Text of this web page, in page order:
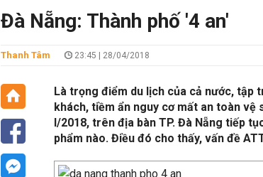
Đà Nẵng: Thành phố '4 an'
Thanh Tâm 23:45 | 28/04/2018
Là trọng điểm du lịch của cả nước, tập
khách, tiềm ẩn nguy cơ mất an toàn
I/2018, trên địa bàn TP. Đà Nẵng tiếp
phẩm nào. Điều đó cho thấy, vấn đề